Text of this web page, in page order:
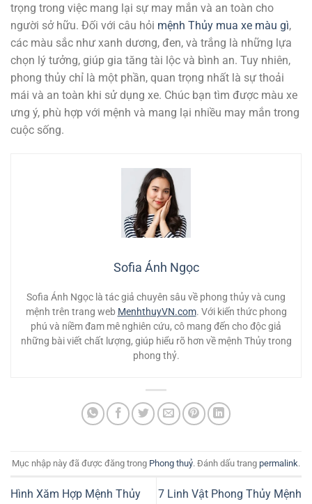
trọng trong việc mang lại sự may mắn và an toàn cho
người sở hữu. Đối với câu hỏi mệnh Thủy mua xe màu gì,
các màu sắc như xanh dương, đen, và trắng là những lựa
chọn lý tưởng, giúp gia tăng tài lộc và bình an. Tuy nhiên,
phong thủy chỉ là một phần, quan trọng nhất là sự thoải
mái và an toàn khi sử dụng xe. Chúc bạn tìm được màu xe
ưng ý, phù hợp với mệnh và mang lại nhiều may mắn trong
cuộc sống.
Sofia Ánh Ngọc
Sofia Ánh Ngọc là tác giả chuyên sâu về phong thủy và cung
mệnh trên trang web MenhthuyVN.com. Với kiến thức phong
phú và niềm đam mê nghiên cứu, cô mang đến cho độc giả
những bài viết chất lượng, giúp hiểu rõ hơn về mệnh Thủy trong
phong thỷ.
Mục nhập này đã được đăng trong Phong thuỷ. Đánh dấu trang permalink.
Hình Xăm Hợp Mệnh Thủy
7 Linh Vật Phong Thủy Mệnh